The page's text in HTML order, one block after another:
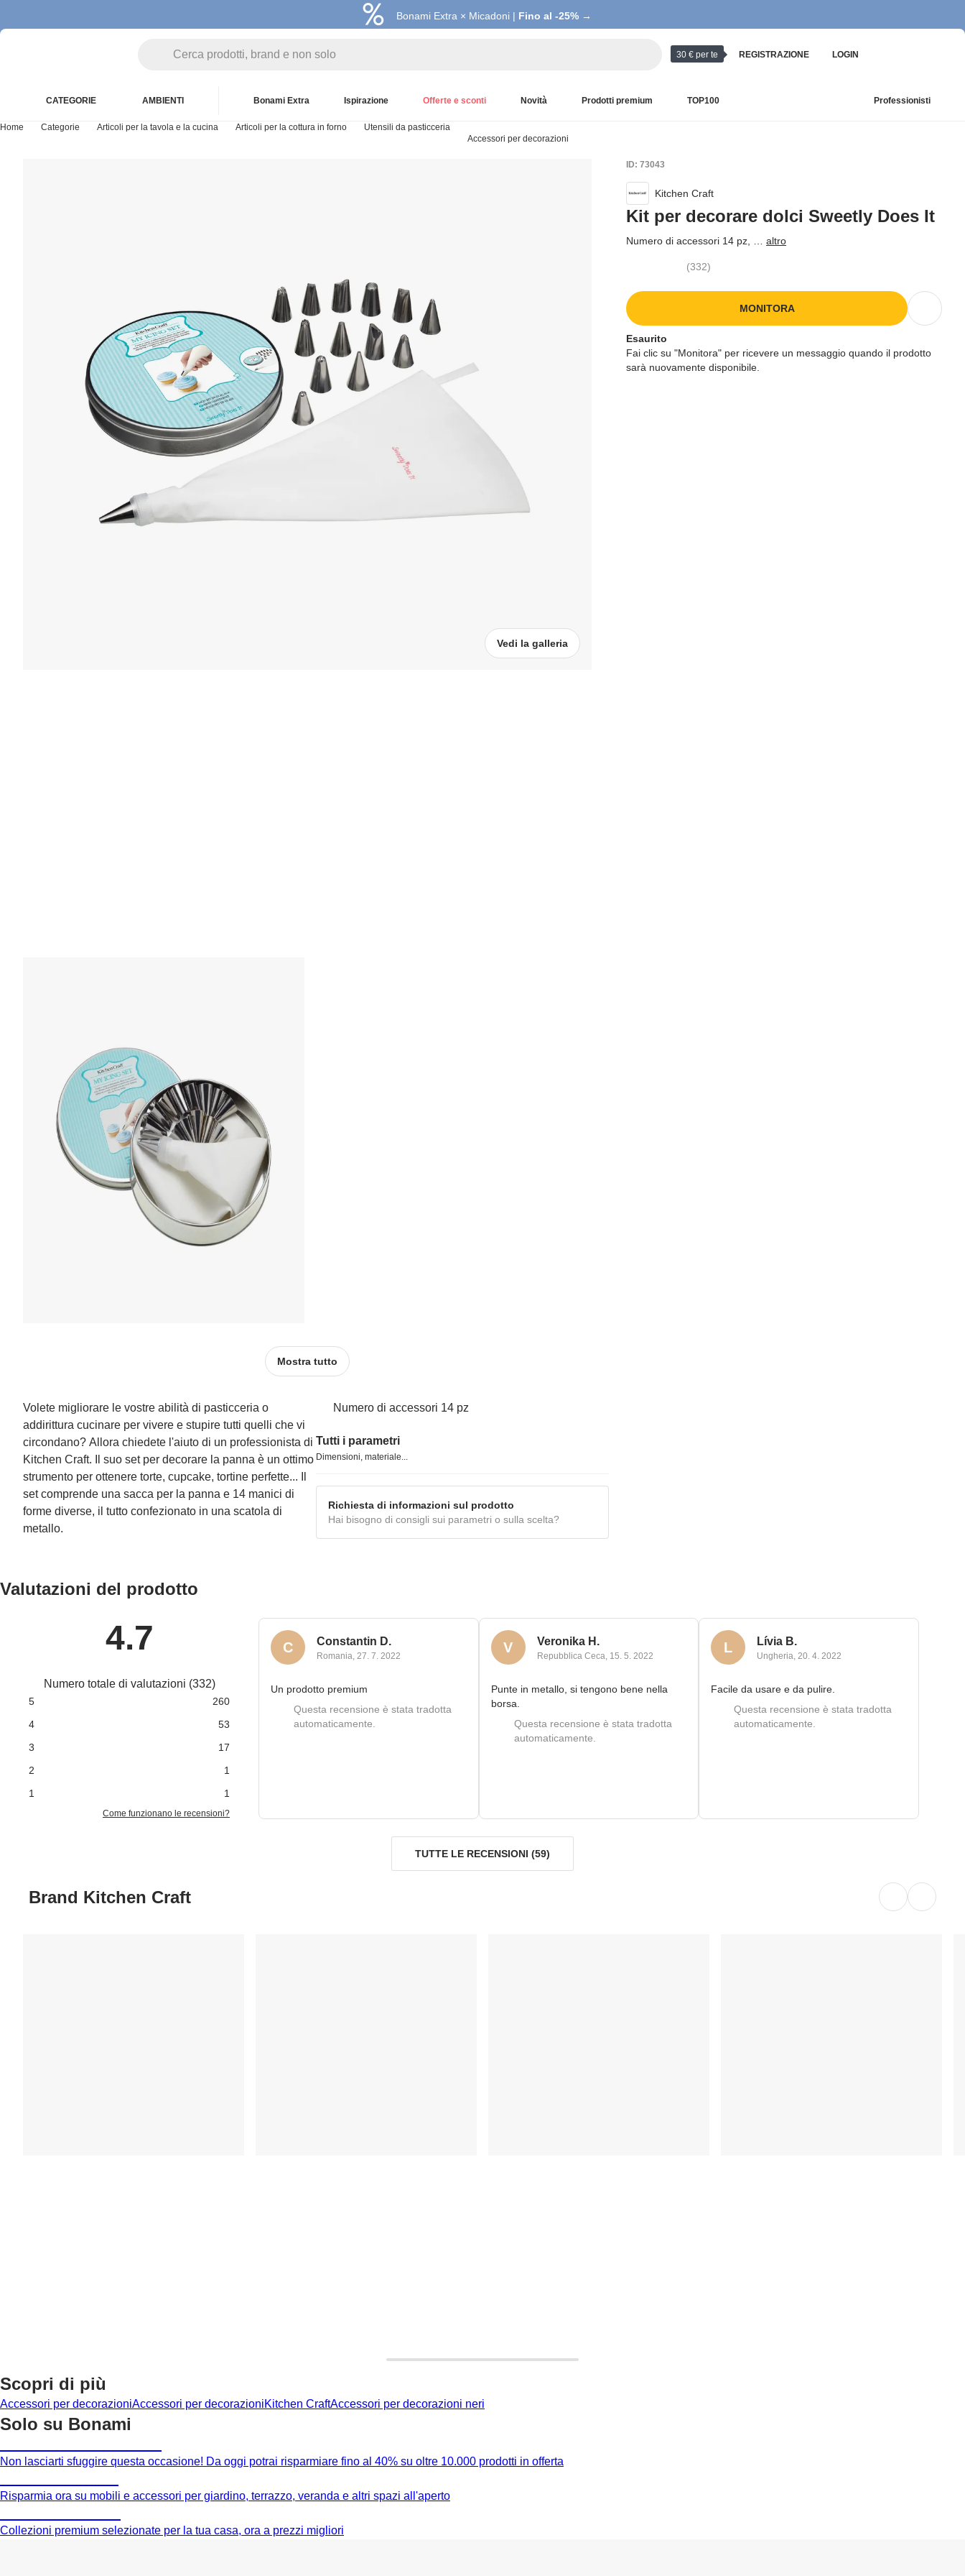
Bonami Extra × Micadoni | Fino al -25% →
30 € per te REGISTRAZIONE LOGIN
CATEGORIE AMBIENTI Bonami Extra Ispirazione Offerte e sconti Novità Prodotti premium TOP100 Professionisti
Home Categorie Articoli per la tavola e la cucina Articoli per la cottura in forno
Utensili da pasticceria
Accessori per decorazioni
Vedi la galleria
Mostra tutto
ID: 73043
Kitchen Craft
Kit per decorare dolci Sweetly Does It
Numero di accessori 14 pz altro
(332)
MONITORA
Esaurito
Fai clic su "Monitora" per ricevere un messaggio quando il prodotto
sarà nuovamente disponibile.
Volete migliorare le vostre abilità di pasticceria o
addirittura cucinare per vivere e stupire tutti quelli che vi
circondano? Allora chiedete l'aiuto di un professionista di
Kitchen Craft. Il suo set per decorare la panna è un ottimo
strumento per ottenere torte, cupcake, tortine perfette... Il
set comprende una sacca per la panna e 14 manici di
forme diverse, il tutto confezionato in una scatola di
metallo.
Numero di accessori 14 pz
Tutti i parametri
Dimensioni, materiale...
Richiesta di informazioni sul prodotto
Hai bisogno di consigli sui parametri o sulla scelta?
Valutazioni del prodotto
4.7
Numero totale di valutazioni (332)
5
260
4
53
3
17
2
1
1
1
Come funzionano le recensioni?
C Constantin D.
Romania, 27. 7. 2022
Un prodotto premium
Questa recensione è stata tradotta
automaticamente.
V Veronika H.
Repubblica Ceca, 15. 5. 2022
Punte in metallo, si tengono bene nella
borsa.
Questa recensione è stata tradotta
automaticamente.
L Lívia B.
Ungheria,20. 4. 2022
Facile da usare e da pulire.
Questa recensione è stata tradotta
automaticamente.
TUTTE LE RECENSIONI (59)
Brand Kitchen Craft
Scopri di più
Accessori per decorazioniAccessori per decorazioniKitchen CraftAccessori per decorazioni neri
Solo su Bonami
Non lasciarti sfuggire questa occasione! Da oggi potrai risparmiare fino al 40% su oltre 10.000 prodotti in offerta
Risparmia ora su mobili e accessori per giardino, terrazzo, veranda e altri spazi all'aperto
Collezioni premium selezionate per la tua casa, ora a prezzi migliori